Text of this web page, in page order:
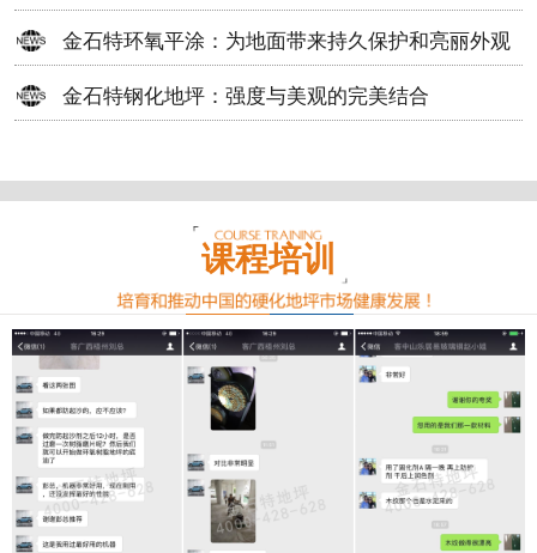
金石特环氧平涂：为地面带来持久保护和亮丽外观
金石特钢化地坪：强度与美观的完美结合
课程培训